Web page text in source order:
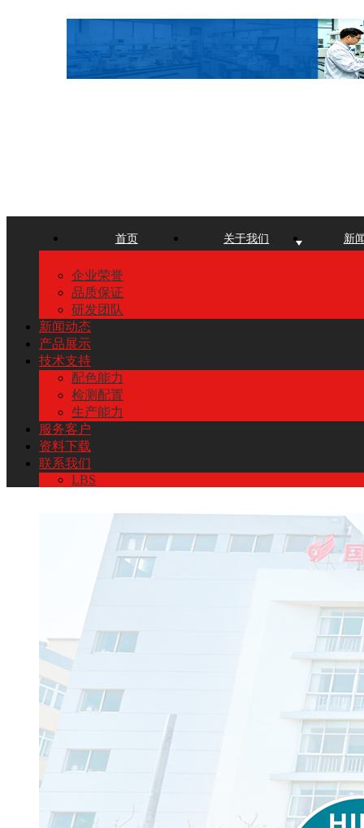
首页 关于我们 新
企业荣誉
品质保证
研发团队
新闻动态
产品展示
技术支持
配色能力
检测配置
生产能力
服务客户
资料下载
联系我们
LBS